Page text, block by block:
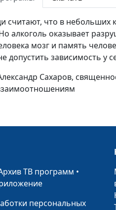
считают, что в небольших
алкоголь оказывает
мозг и память
допустить зависимость у
Сахаров,
ТВ программ •
персональных